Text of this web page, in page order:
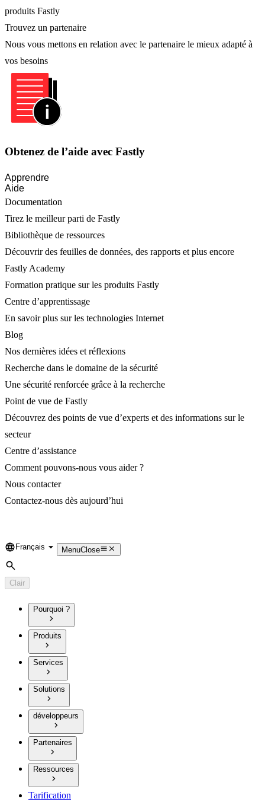
produits Fastly
Trouvez un partenaire
Nous vous mettons en relation avec le partenaire le mieux adapté à
vos besoins
Obtenez de l’aide avec Fastly
Apprendre
Aide
Documentation
Tirez le meilleur parti de Fastly
Bibliothèque de ressources
Découvrir des feuilles de données, des rapports et plus encore
Fastly Academy
Formation pratique sur les produits Fastly
Centre d’apprentissage
En savoir plus sur les technologies Internet
Blog
Nos dernières idées et réflexions
Recherche dans le domaine de la sécurité
Une sécurité renforcée grâce à la recherche
Point de vue de Fastly
Découvrez des points de vue d’experts et des informations sur le
secteur
Centre d’assistance
Comment pouvons-nous vous aider ?
Nous contacter
Contactez-nous dès aujourd’hui
Language
Français MenuClose
Rechercher
Clair
Pourquoi ?
Produits
Services
Solutions
développeurs
Partenaires
Ressources
Tarification